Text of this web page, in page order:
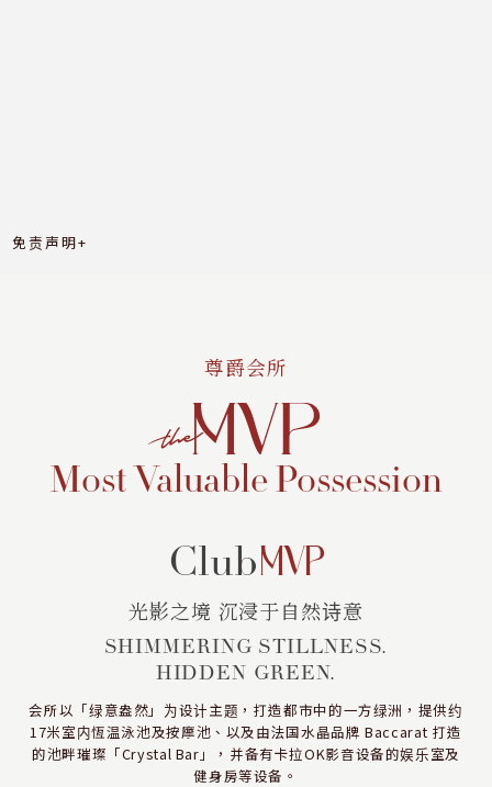
免责声明+
尊爵会所
Most Valuable Possession
ClubMVP
光影之境 沉浸于自然诗意
SHIMMERING STILLNESS.
HIDDEN GREEN.
会所以「绿意盎然」为设计主题，打造都市中的一方绿洲，提供约
17米室内恆温泳池及按摩池、以及由法国水晶品牌 Baccarat 打造
的池畔璀璨「Crystal Bar」，并备有卡拉OK影音设备的娱乐室及
健身房等设备。